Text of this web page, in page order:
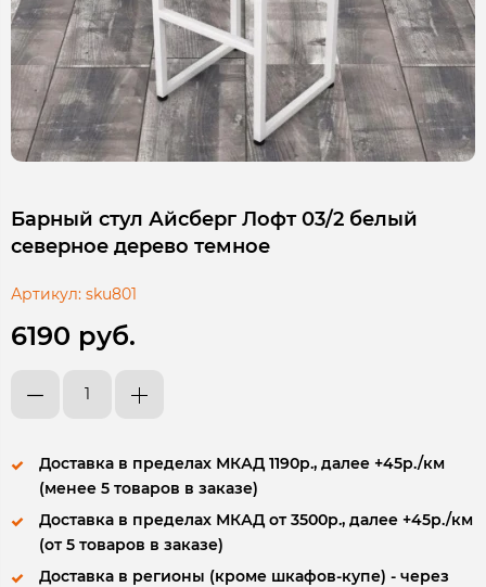
Барный стул Айсберг Лофт 03/2 белый
северное дерево темное
Артикул: sku801
6190 руб.
Доставка в пределах МКАД 1190р., далее +45р./км
(менее 5 товаров в заказе)
Доставка в пределах МКАД от 3500р., далее +45р./км
(от 5 товаров в заказе)
Доставка в регионы (кроме шкафов-купе) - через